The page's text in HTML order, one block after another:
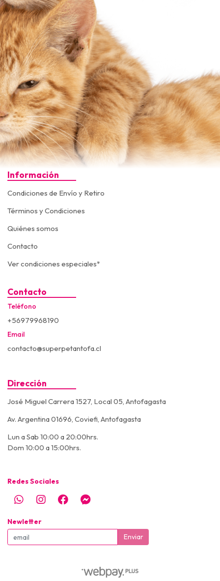
Información
Condiciones de Envío y Retiro
Términos y Condiciones
Quiénes somos
Contacto
Ver condiciones especiales*
Contacto
Teléfono
+56979968190
Email
contacto@superpetantofa.cl
Dirección
José Miguel Carrera 1527, Local 05, Antofagasta
Av. Argentina 01696, Coviefi, Antofagasta
Lun a Sab 10:00 a 20:00hrs.
Dom 10:00 a 15:00hrs.
Redes Sociales
Newletter
Enviar